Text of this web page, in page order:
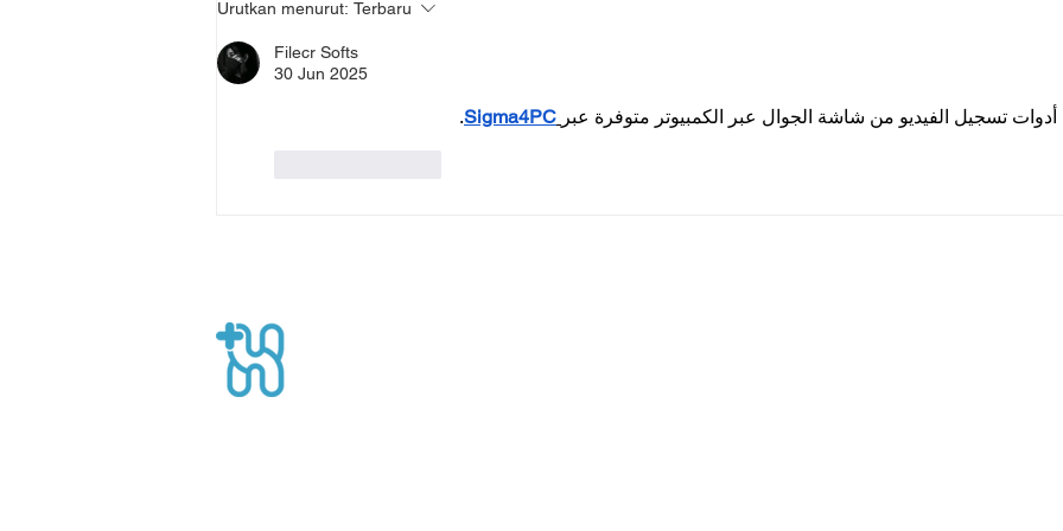
Medis On-Demand
Urutkan menurut: Terbaru
Filecr Softs
30 Jun 2025
أدوات تسجيل الفيديو من شاشة الجوال عبر الكمبيوتر متوفرة عبر Sigma4PC
.